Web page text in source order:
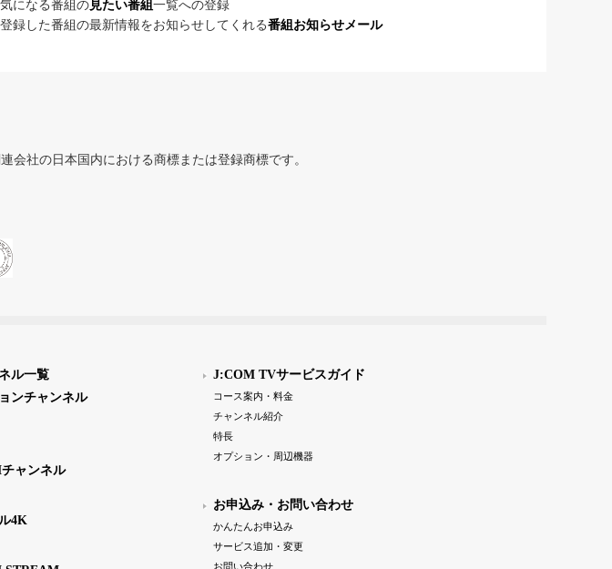
気になる番組の見たい番組 一覧への登録
登録した番組の最新情報をお知らせしてくれる番組お知らせメール
会社の日本国内における商標または登録商標です。
ル一覧
ンチャンネル
ャンネル
4K
J:COM TVサービスガイド
コース案内・料金
チャンネル紹介
特長
オプション・周辺機器
お申込み・お問い合わせ
かんたんお申込み
サービス追加・変更
お問い合わせ